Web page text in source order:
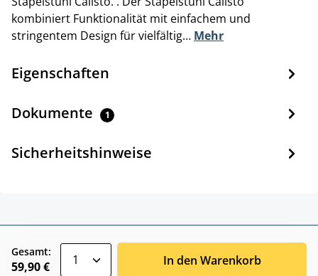
kombiniert Funktionalität mit einfachem und
stringentem Design für vielfältig… Mehr
Eigenschaften
Dokumente 1
Sicherheitshinweise
Gesamt:
59,90 € In den Warenkorb